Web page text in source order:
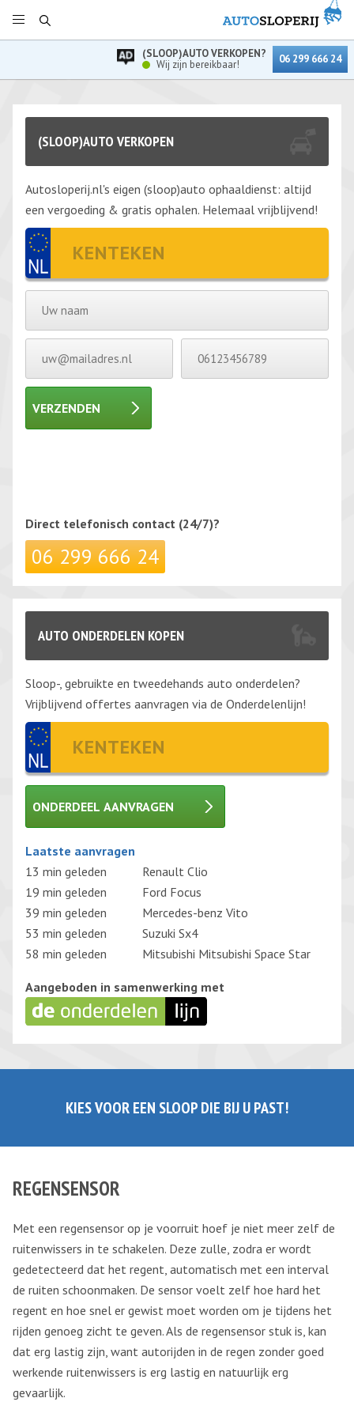
(SLOOP)AUTO VERKOPEN?
Wij zijn bereikbaar!
06 299 666 24
(SLOOP)AUTO VERKOPEN
Autosloperij.nl's eigen (sloop)auto ophaaldienst: altijd
een vergoeding & gratis ophalen. Helemaal vrijblijvend!
VERZENDEN
Direct telefonisch contact (24/7)?
06 299 666 24
AUTO ONDERDELEN KOPEN
Sloop-, gebruikte en tweedehands auto onderdelen?
Vrijblijvend offertes aanvragen via de Onderdelenlijn!
ONDERDEEL AANVRAGEN
Gelieve dit veld leeg te laten.
Laatste aanvragen
13 min geleden
Renault Clio
19 min geleden
Ford Focus
39 min geleden
Mercedes-benz Vito
53 min geleden
Suzuki Sx4
58 min geleden
Mitsubishi Mitsubishi Space Star
Aangeboden in samenwerking met
KIES VOOR EEN SLOOP DIE BIJ U PAST!
REGENSENSOR
Met een regensensor op je voorruit hoef je niet meer zelf de
ruitenwissers in te schakelen. Deze zulle, zodra er wordt
gedetecteerd dat het regent, automatisch met een interval
de ruiten schoonmaken. De sensor voelt zelf hoe hard het
regent en hoe snel er gewist moet worden om je tijdens het
rijden genoeg zicht te geven. Als de regensensor stuk is, kan
dat erg lastig zijn, want autorijden in de regen zonder goed
werkende ruitenwissers is erg lastig en natuurlijk erg
gevaarlijk.